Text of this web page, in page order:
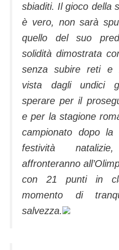
sbiaditi. Il gioco della
è vero, non sarà
quello del suo
solidità dimostrata
senza subire reti e
vista dagli undici
sperare per il
e per la stagione
campionato dopo
festività
affronteranno
con 21 punti in
momento di
salvezza.